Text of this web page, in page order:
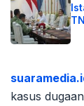
kasus